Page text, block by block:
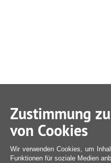
Zustimmung
von Cookies
Wir verwenden Cookies, um
Funktionen für soziale Medien